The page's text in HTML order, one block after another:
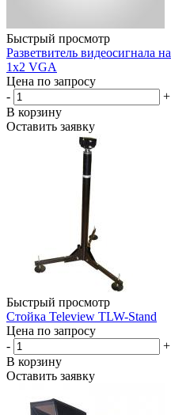
Быстрый просмотр
Разветвитель видеосигнала
1x2 VGA
Цена по запросу
-
+
В корзину
Оставить заявку
Быстрый просмотр
Стойка Teleview TLW-Stand
Цена по запросу
-
+
В корзину
Оставить заявку